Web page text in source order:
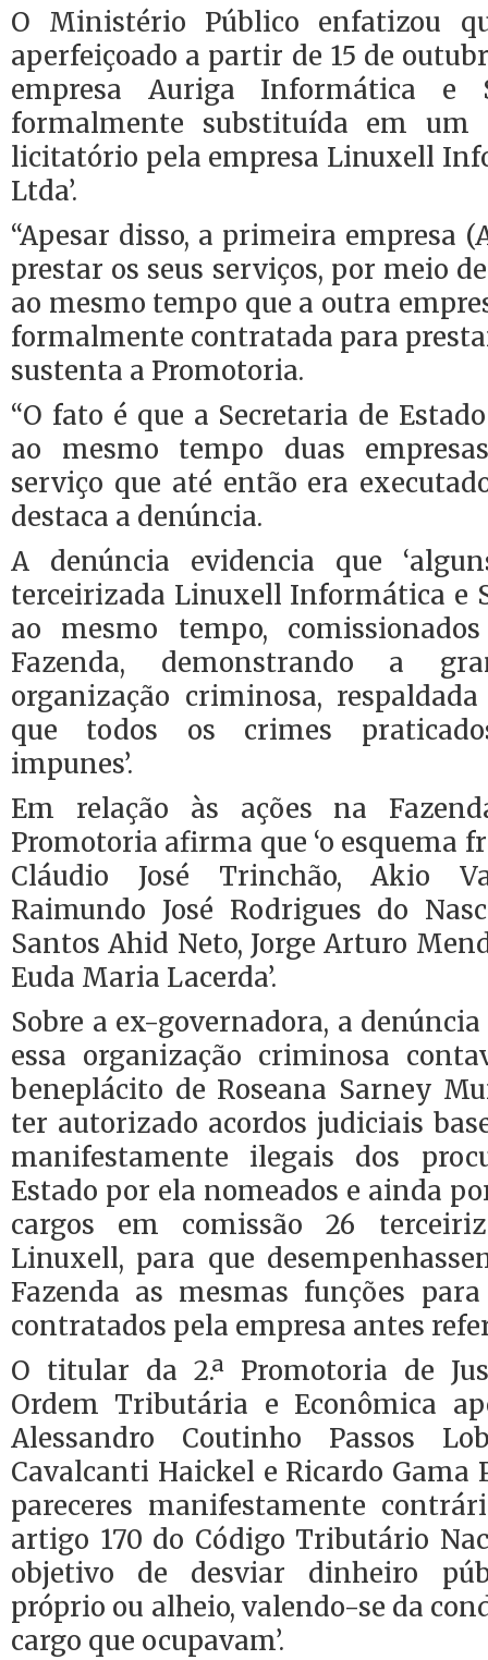
O Ministério Público enfatizou
aperfeiçoado a partir de 15 de
empresa Auriga Informática e
formalmente substituída em um
licitatório pela empresa Linuxell
Ltda’.
“Apesar disso, a primeira empresa
prestar os seus serviços, por meio
ao mesmo tempo que a outra
formalmente contratada para
sustenta a Promotoria.
“O fato é que a Secretaria de
ao mesmo tempo duas
serviço que até então era
destaca a denúncia.
A denúncia evidencia que
terceirizada Linuxell Informática e
ao mesmo tempo,
Fazenda, demonstrando a
organização criminosa,
que todos os crimes
impunes’.
Em relação às ações na
Promotoria afirma que ‘o esquema
Cláudio José Trinchão, Akio
Raimundo José Rodrigues do
Santos Ahid Neto, Jorge Arturo
Euda Maria Lacerda’.
Sobre a ex-governadora, a
essa organização criminosa
beneplácito de Roseana Sarney
ter autorizado acordos judiciais
manifestamente ilegais dos
Estado por ela nomeados e ainda
cargos em comissão 26
Linuxell, para que
Fazenda as mesmas funções
contratados pela empresa antes
O titular da 2.ª Promotoria de
Ordem Tributária e Econômica
Alessandro Coutinho Passos
Cavalcanti Haickel e Ricardo Gama
pareceres manifestamente
artigo 170 do Código Tributário
objetivo de desviar dinheiro
próprio ou alheio, valendo-se da
cargo que ocupavam’.